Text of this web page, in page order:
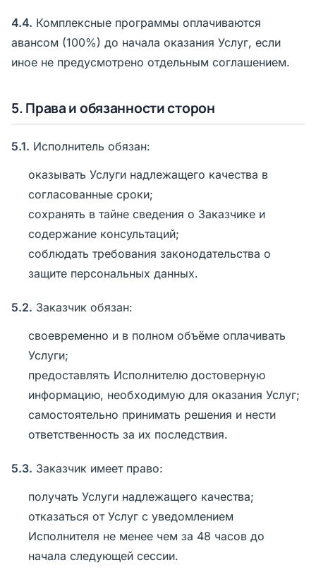
4.4. Комплексные программы оплачиваются
авансом (100%) до начала оказания Услуг, если
иное не предусмотрено отдельным соглашением.
5. Права и обязанности сторон
5.1. Исполнитель обязан:
оказывать Услуги надлежащего качества в
согласованные сроки;
сохранять в тайне сведения о Заказчике и
содержание консультаций;
соблюдать требования законодательства о
защите персональных данных.
5.2. Заказчик обязан:
своевременно и в полном объёме оплачивать
Услуги;
предоставлять Исполнителю достоверную
информацию, необходимую для оказания Услуг;
самостоятельно принимать решения и нести
ответственность за их последствия.
5.3. Заказчик имеет право:
получать Услуги надлежащего качества;
отказаться от Услуг с уведомлением
Исполнителя не менее чем за 48 часов до
начала следующей сессии.